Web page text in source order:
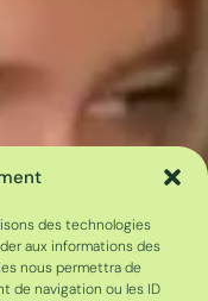
des technologies
aux informations des
nous permettra de
de navigation ou les ID